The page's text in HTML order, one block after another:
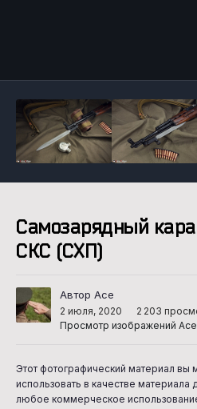
Самозарядный
СКС (СХП)
Автор Ace
2 июля, 2020
2 203
Просмотр изображений Ace
Этот фотографический материал вы
использовать в качестве материала
любое коммерческое